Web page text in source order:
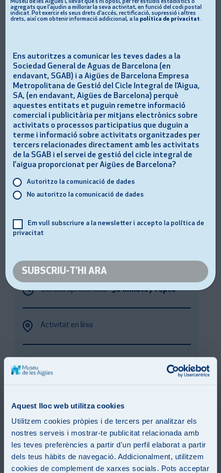
Aquest lloc web utilitza cookies
Utilitzem cookies pròpies i de tercers per analitzar els
nostres serveis i mostrar-te publicitat relacionada amb
les teves preferències a partir d'un perfil elaborat a partir
dels teus hàbits de navegació. Addicionalment, utilitzem
cookies de complement de xarxes socials. Pots acceptar
fauna amenaçada. Converteix el Museu en un refugi
per a la biodiversitat!
DESCARREGA LA GUÍA PEDAGÒGICA.
REPTE 2: EL REPTE DE L’AIGUA SUBTERRÀNIA DEL
MUSEU DE LES AIGÜES AMB MINECRAFT
El Museu de les Aigües et proposa viure una aventura al
món Minecraft. La major part de l’aigua dolça i líquida
del planeta no es troba als rius ni als llacs, sinò formant
part d’aqüífers com el del Llobregat! Com s’accedeix a
qualitat? Com s’emmagatzema?
Demana l’accés al joc a
Durada aproximada:30 minuts / repte
Activitat en línia
Museu de les Aigües i, llevat que s’hi oposi, per fer estudis estadístics o
agregats que l’ajudin a millorar la seva activitat, en funció del codi postal
indicat. Pot exercir els seus drets d’accés, rectificació, supressió i altres
drets, així com obtenir informació addicional, a la política de privacitat.
Ens autoritzes a comunicar les teves dades a la
Sociedad General de Aguas de Barcelona (en
endavant, SGAB) i a Aigües de Barcelona Empresa
Metropolitana de Gestió del Cicle Integral de l’Aigua,
SA, (en endavant, Aigües de Barcelona) perquè
aquestes entitats et puguin remetre informació
comercial i publicitària per mitjans electrònics sobre
activitats o processos participatius que duguin a
terme i informació sobre activitats organitzades per
tercers relacionades directament amb les activitats
de la SGAB i el servei de gestió del cicle integral de
l’aigua proporcionat per Aigües de Barcelona?
Autoritzo la comunicació de dades
No autoritzo la comunicació de dades
Em vull subscriure a la newsletter i accepto la política de
privacitat